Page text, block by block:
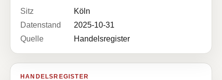
Sitz
Köln
Datenstand
2025-10-31
Quelle
Handelsregister
HANDELSREGISTER